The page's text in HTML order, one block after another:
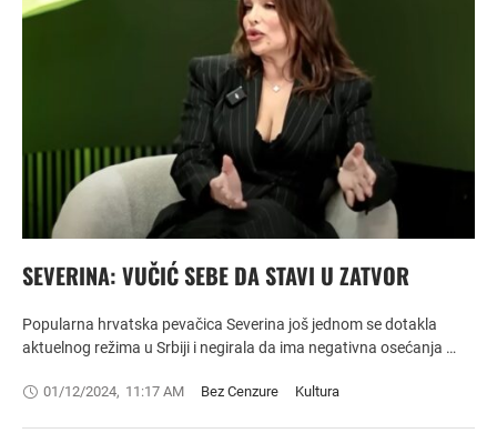
SEVERINA: VUČIĆ SEBE DA STAVI U ZATVOR
Popularna hrvatska pevačica Severina još jednom se dotakla
aktuelnog režima u Srbiji i negirala da ima negativna osećanja …
01/12/2024, 11:17 AM Bez Cenzure Kultura